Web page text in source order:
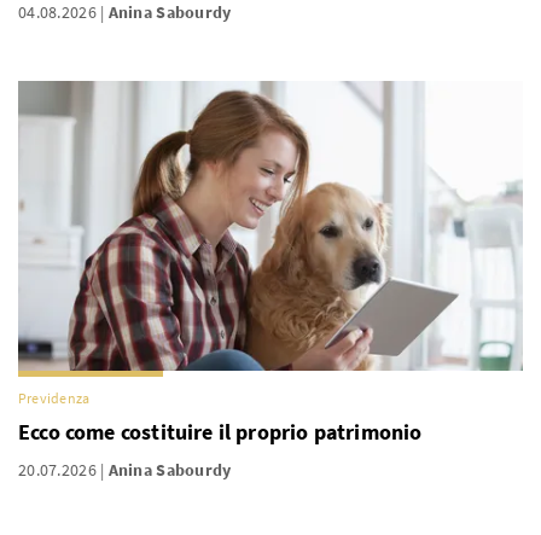
04.08.2026 Anina Sabourdy
Previdenza
Ecco come costituire il proprio patrimonio
20.07.2026 Anina Sabourdy